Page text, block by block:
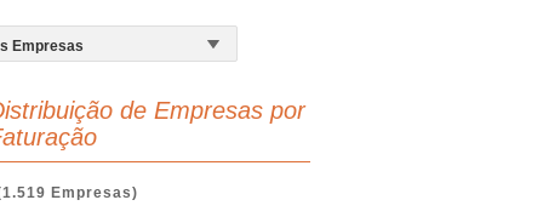
de Empresas por
Empresas)